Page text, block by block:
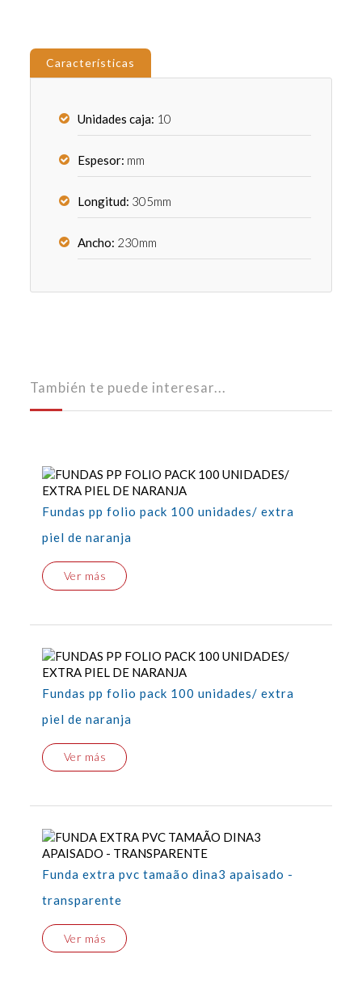
Características
Unidades caja: 10
Espesor: mm
Longitud: 305mm
Ancho: 230mm
También te puede interesar...
Fundas pp folio pack 100 unidades/ extra
piel de naranja
Ver más
Fundas pp folio pack 100 unidades/ extra
piel de naranja
Ver más
Funda extra pvc tamaão dina3 apaisado -
transparente
Ver más